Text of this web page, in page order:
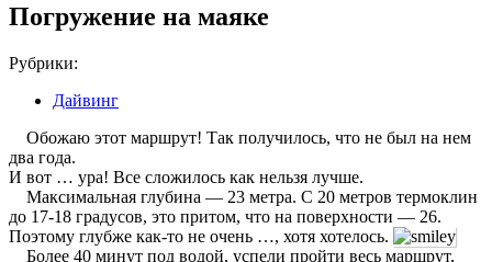
Погружение на маяке
Рубрики:
Дайвинг
Обожаю этот маршрут! Так получилось, что не был на нем
два года.
И вот … ура! Все сложилось как нельзя лучше.
Максимальная глубина — 23 метра. С 20 метров термоклин
до 17-18 градусов, это притом, что на поверхности — 26.
Поэтому глубже как-то не очень …, хотя хотелось.
Более 40 минут под водой, успели пройти весь маршрут,